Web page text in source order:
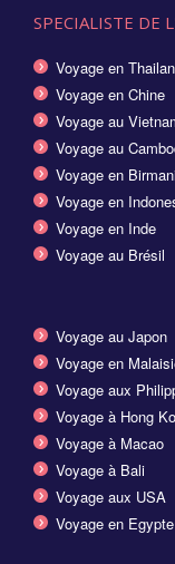
SPECIALISTE DE
Voyage en
Voyage en Chine
Voyage au
Voyage au
Voyage en
Voyage en
Voyage en Inde
Voyage au Brésil
Voyage au Japon
Voyage en
Voyage aux
Voyage à Hong
Voyage à Macao
Voyage à Bali
Voyage aux USA
Voyage en Egypte